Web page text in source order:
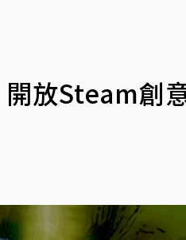
開放Steam創